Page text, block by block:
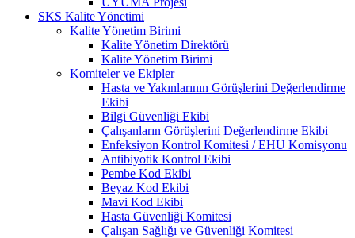
SKS Kalite Yönetimi
Kalite Yönetim Birimi
Kalite Yönetim Direktörü
Kalite Yönetim Birimi
Komiteler ve Ekipler
Hasta ve Yakınlarının Görüşlerini Değerlendirme
Ekibi
Bilgi Güvenliği Ekibi
Çalışanların Görüşlerini Değerlendirme Ekibi
Enfeksiyon Kontrol Komitesi / EHU Komisyonu
Antibiyotik Kontrol Ekibi
Pembe Kod Ekibi
Beyaz Kod Ekibi
Mavi Kod Ekibi
Hasta Güvenliği Komitesi
Çalışan Sağlığı ve Güvenliği Komitesi